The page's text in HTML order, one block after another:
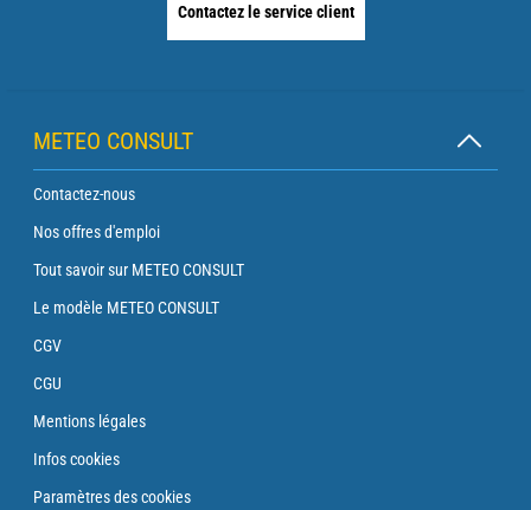
Contactez le service client
METEO CONSULT
Contactez-nous
Nos offres d'emploi
Tout savoir sur METEO CONSULT
Le modèle METEO CONSULT
CGV
CGU
Mentions légales
Infos cookies
Paramètres des cookies